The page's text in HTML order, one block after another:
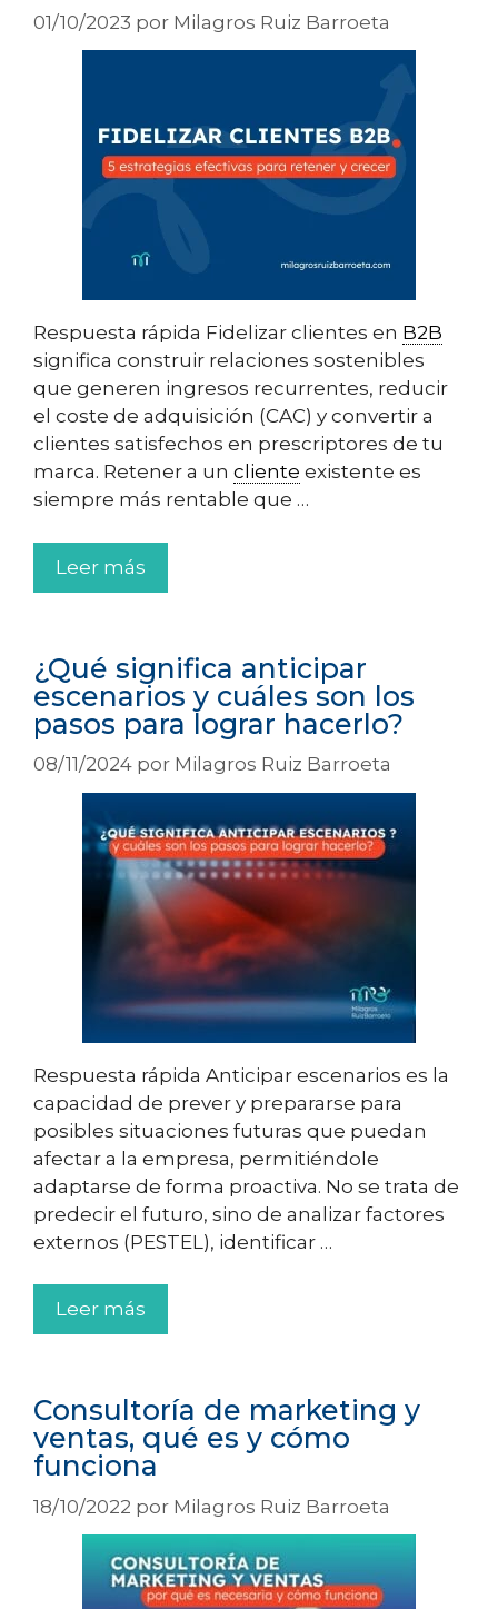
01/10/2023 por Milagros Ruiz Barroeta
Respuesta rápida Fidelizar clientes en B2B
significa construir relaciones sostenibles
que generen ingresos recurrentes, reducir
el coste de adquisición (CAC) y convertir a
clientes satisfechos en prescriptores de tu
marca. Retener a un cliente existente es
siempre más rentable que …
Leer más
¿Qué significa anticipar
escenarios y cuáles son los
pasos para lograr hacerlo?
08/11/2024 por Milagros Ruiz Barroeta
Respuesta rápida Anticipar escenarios es la
capacidad de prever y prepararse para
posibles situaciones futuras que puedan
afectar a la empresa, permitiéndole
adaptarse de forma proactiva. No se trata de
predecir el futuro, sino de analizar factores
externos (PESTEL), identificar …
Leer más
Consultoría de marketing y
ventas, qué es y cómo
funciona
18/10/2022 por Milagros Ruiz Barroeta